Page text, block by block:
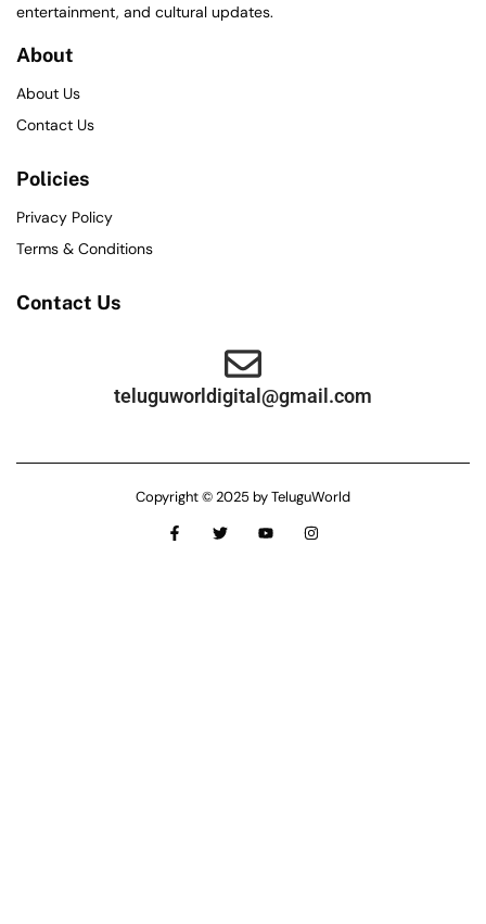
entertainment, and cultural updates.
About
About Us
Contact Us
Policies
Privacy Policy
Terms & Conditions
Contact Us
teluguworldigital@gmail.com
Copyright © 2025 by TeluguWorld